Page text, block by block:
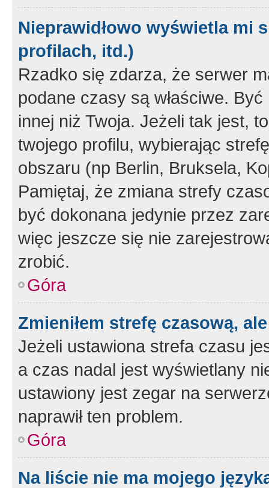
Nieprawidłowo wyświetla mi
profilach, itd.)
Rzadko się zdarza, że serwer
podane czasy są właściwe.
innej niż Twoja. Jeżeli tak jest,
twojego profilu, wybierając
obszaru (np Berlin, Bruksela,
Pamiętaj, że zmiana strefy
być dokonana jedynie przez
więc jeszcze się nie
zrobić.
Góra
Zmieniłem strefę czasową,
Jeżeli ustawiona strefa czasu
a czas nadal jest wyświetlany
ustawiony jest zegar na
naprawił ten problem.
Góra
Na liście nie ma mojego